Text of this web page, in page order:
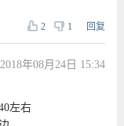
2 1 回复
2018年08月24日 15:34
左右